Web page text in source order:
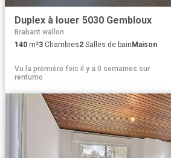
Duplex à louer 5030 Gembloux
Brabant wallon
140 m²3 Chambres2 Salles de bain Maison
Vu la première fois il y a 0 semaines sur
rentumo